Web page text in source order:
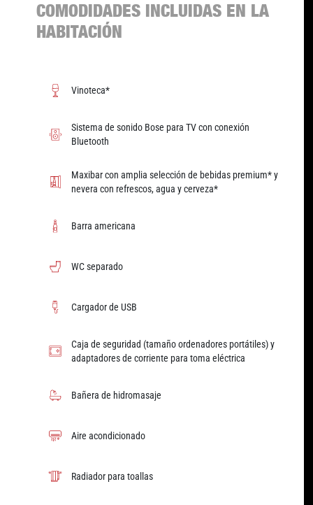
COMODIDADES INCLUIDAS EN LA
HABITACIÓN
Vinoteca*
Sistema de sonido Bose para TV con conexión
Bluetooth
Maxibar con amplia selección de bebidas premium* y
nevera con refrescos, agua y cerveza*
Barra americana
WC separado
Cargador de USB
Caja de seguridad (tamaño ordenadores portátiles) y
adaptadores de corriente para toma eléctrica
Bañera de hidromasaje
Aire acondicionado
Radiador para toallas